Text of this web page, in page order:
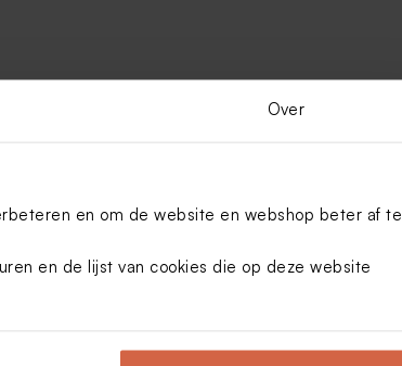
Over
en om de website en webshop beter af te
en de lijst van cookies die op deze website